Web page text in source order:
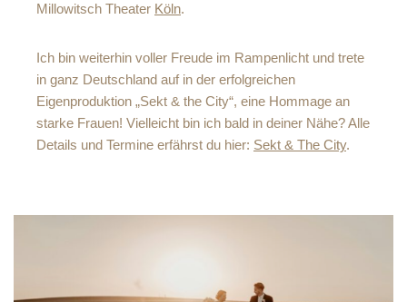
Millowitsch Theater Köln.
Ich bin weiterhin voller Freude im Rampenlicht und trete
in ganz Deutschland auf in der erfolgreichen
Eigenproduktion „Sekt & the City“, eine Hommage an
starke Frauen! Vielleicht bin ich bald in deiner Nähe? Alle
Details und Termine erfährst du hier: Sekt & The City.